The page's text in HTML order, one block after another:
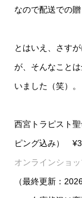
なので配送での贈
とはいえ、さす
が、そんなこと
いました（笑）。
西宮トラピスト
ピング込み）
オンラインショ
（最終更新：